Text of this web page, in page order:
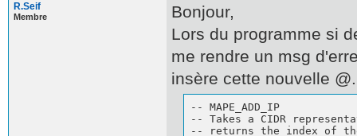
R.Seif
Membre
Bonjour,
Lors du programme si
me rendre un msg
insère cette nouvelle @.
-- MAPE_ADD_IP
-- Takes a CIDR
-- returns the index of